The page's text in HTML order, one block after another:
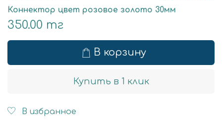
Коннектор цвет розовое золото 30мм
350.00 тг
В корзину
Купить в 1 клик
В избранное